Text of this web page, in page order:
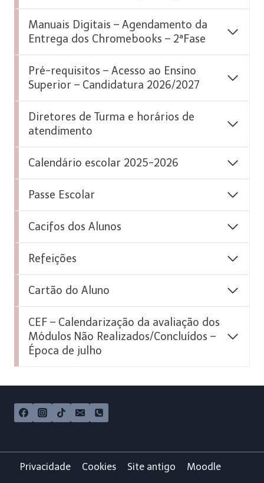
Manuais Digitais – Agendamento da
Entrega dos Chromebooks – 2ªFase
Pré-requisitos – Acesso ao Ensino
Superior – Candidatura 2026/2027
Diretores de Turma e horários de
atendimento
Calendário escolar 2025-2026
Passe Escolar
Cacifos dos Alunos
Refeições
Cartão do Aluno
CEF – Calendarização da avaliação dos
Módulos Não Realizados/Concluídos –
Época de julho
Privacidade Cookies Site antigo Moodle